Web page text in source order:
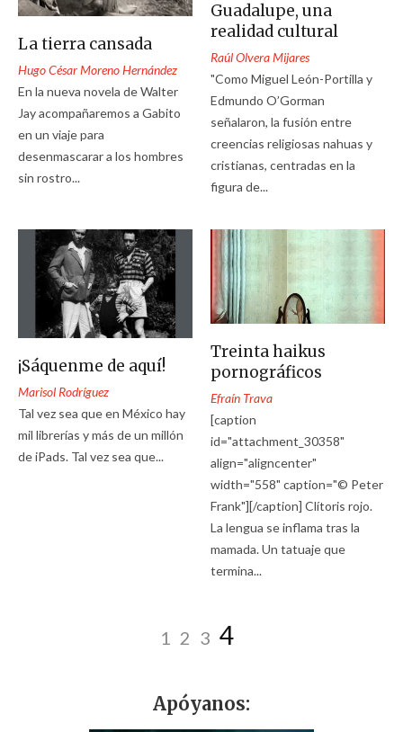
La tierra cansada
Hugo César Moreno Hernández
En la nueva novela de Walter
Jay acompañaremos a Gabito
en un viaje para
desenmascarar a los hombres
sin rostro...
Guadalupe, una
realidad cultural
Raúl Olvera Mijares
"Como Miguel León-Portilla y
Edmundo O’Gorman
señalaron, la fusión entre
creencias religiosas nahuas y
cristianas, centradas en la
figura de...
¡Sáquenme de aquí!
Marisol Rodríguez
Tal vez sea que en México hay
mil librerías y más de un millón
de iPads. Tal vez sea que...
Treinta haikus
pornográficos
Efraín Trava
[caption
id="attachment_30358"
align="aligncenter"
width="558" caption="© Peter
Frank"][/caption] Clítoris rojo.
La lengua se inflama tras la
mamada. Un tatuaje que
termina...
1 2 3 4
Apóyanos: